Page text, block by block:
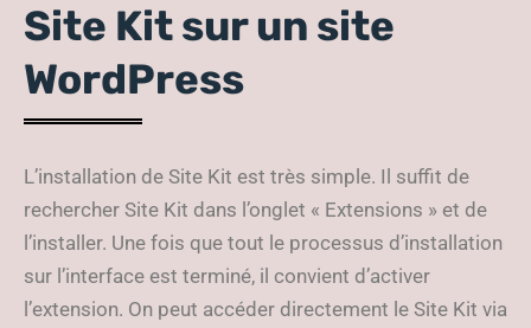
Site Kit sur un site
WordPress
L’installation de Site Kit est très simple. Il suffit de
rechercher Site Kit dans l’onglet « Extensions » et de
l’installer. Une fois que tout le processus d’installation
sur l’interface est terminé, il convient d’activer
l’extension. On peut accéder directement le Site Kit via